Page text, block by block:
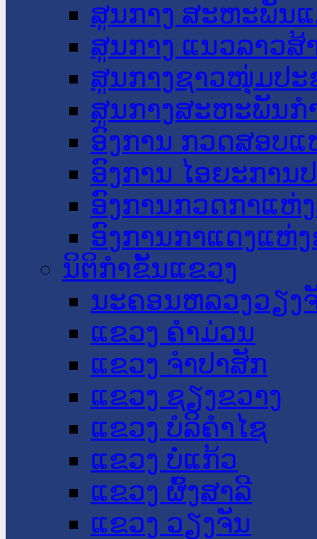
ສູນກາງ ສະຫະພັນ
ສູນກາງ ແນວລາວສ້
ສູນກາງຊາວໜຸ່ມປະ
ສູນກາງສະຫະພັນກ
ອົງການ ກວດສອບແ
ອົງການ ໄອຍະການ
ອົງການກວດກາແຫ່
ອົງການກາແດງແຫ່
ນິຕິກໍາຂັ້ນແຂວງ
ນະ​ຄອນ​ຫລວງວຽງ
ແຂວງ ຄໍາມ່ວນ
ແຂວງ ຈໍາປາສັກ
ແຂວງ ຊຽງຂວາງ
ແຂວງ ບໍລິຄໍາໄຊ
ແຂວງ ບໍ່ແກ້ວ
ແຂວງ ຜົ້ງສາລີ
ແຂວງ ວຽງຈັນ